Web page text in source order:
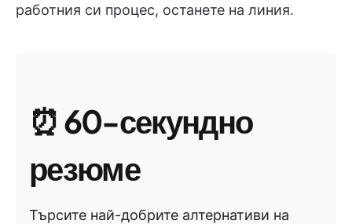
работния си процес, останете на линия.
⏰60-секундно
резюме
Търсите най-добрите алтернативи на